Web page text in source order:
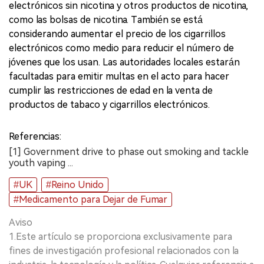
electrónicos sin nicotina y otros productos de nicotina,
como las bolsas de nicotina. También se está
considerando aumentar el precio de los cigarrillos
electrónicos como medio para reducir el número de
jóvenes que los usan. Las autoridades locales estarán
facultadas para emitir multas en el acto para hacer
cumplir las restricciones de edad en la venta de
productos de tabaco y cigarrillos electrónicos.
Referencias:
[1] Government drive to phase out smoking and tackle
youth vaping ...
#UK
#Reino Unido
#Medicamento para Dejar de Fumar
Aviso
1.Este artículo se proporciona exclusivamente para
fines de investigación profesional relacionados con la